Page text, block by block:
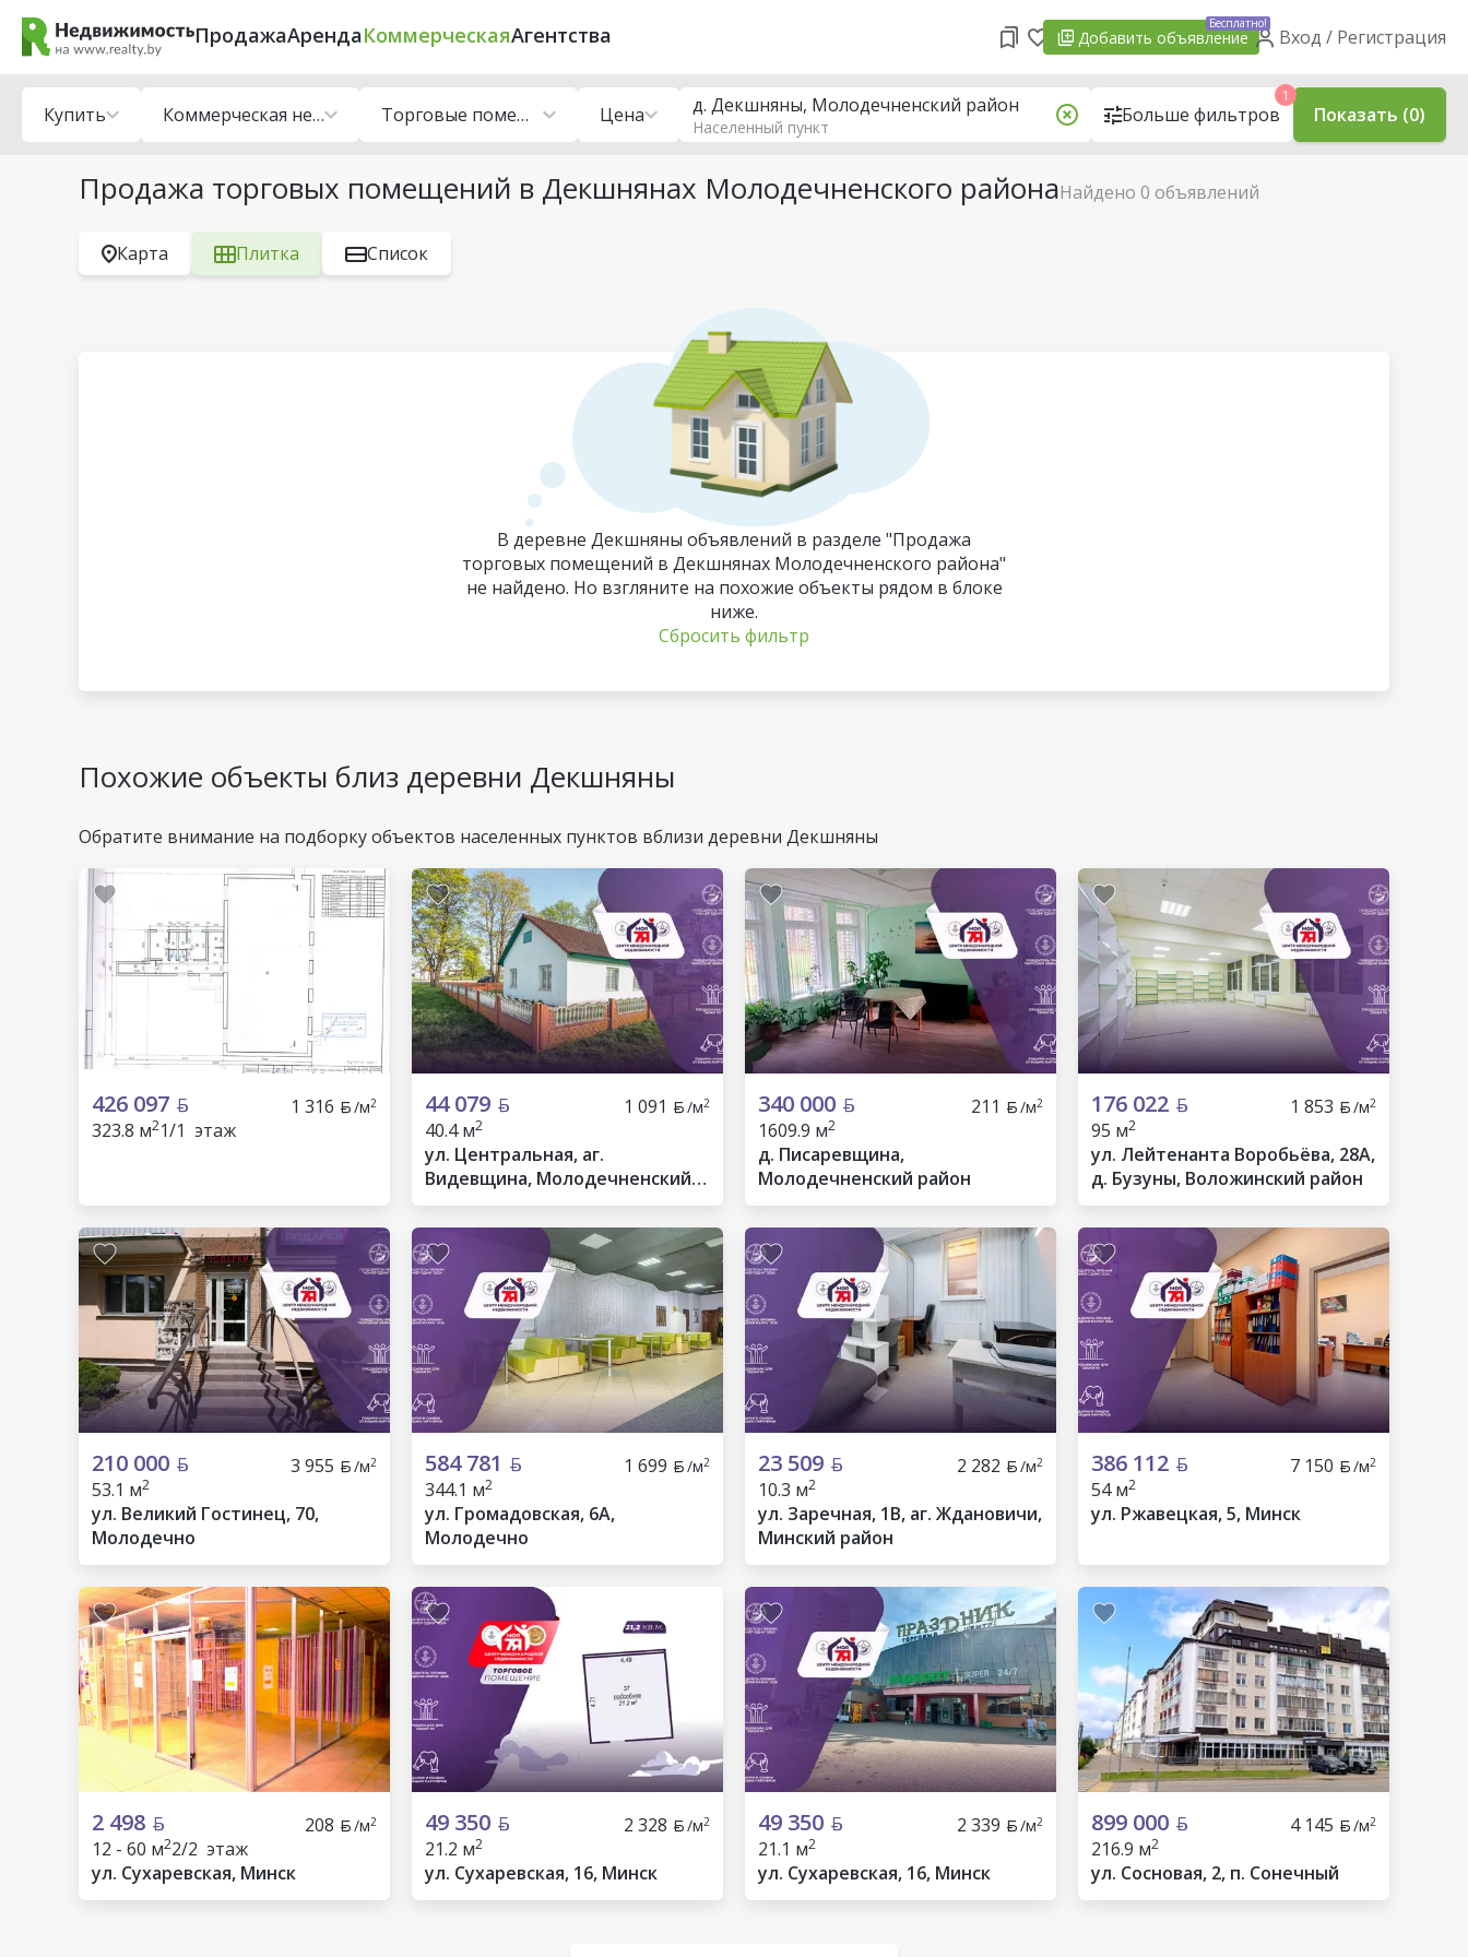
ПродажаАрендаКоммерческаяАгентства Добавить объявление
Бесплатно!
Вход / Регистрация
Продажа торговых помещений в Декшнянах Молодечненского районаНайдено 0 объявлений
Купить Коммерческая недвижимость Торговые помещения Цена д. Декшняны, Молодечненский район
Населенный пункт Больше фильтров
1
Показать (0)
Карта Плитка Список
В деревне Декшняны объявлений в разделе "Продажа
торговых помещений в Декшнянах Молодечненского района"
не найдено. Но взгляните на похожие объекты рядом в блоке
ниже.
Сбросить фильтр
Похожие объекты близ деревни Декшняны
Обратите внимание на подборку объектов населенных пунктов вблизи деревни Декшняны
426 097 1 316 /м2
323.8 м21/1 этаж
44 079 1 091 /м2
40.4 м2
ул. Центральная, аг.
Видевщина, Молодечненский
район
340 000 211 /м2
1609.9 м2
д. Писаревщина,
Молодечненский район
176 022 1 853 /м2
95 м2
ул. Лейтенанта Воробьёва, 28А,
д. Бузуны, Воложинский район
210 000 3 955 /м2
53.1 м2
ул. Великий Гостинец, 70,
Молодечно
584 781 1 699 /м2
344.1 м2
ул. Громадовская, 6А,
Молодечно
23 509 2 282 /м2
10.3 м2
ул. Заречная, 1В, аг. Ждановичи,
Минский район
386 112 7 150 /м2
54 м2
ул. Ржавецкая, 5, Минск
2 498 208 /м2
12 - 60 м22/2 этаж
ул. Сухаревская, Минск
49 350 2 328 /м2
21.2 м2
ул. Сухаревская, 16, Минск
49 350 2 339 /м2
21.1 м2
ул. Сухаревская, 16, Минск
899 000 4 145 /м2
216.9 м2
ул. Сосновая, 2, п. Сонечный